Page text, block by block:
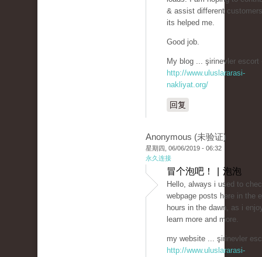
& assist different
its helped me.
Good job.
My blog ... şirinevler escort
http://www.uluslararasi-
nakliyat.org/
回复
Anonymous (未验证)
星期四, 06/06/2019 - 06:32
永久连接
冒个泡吧！ | 泡泡
Hello, always i used to
webpage posts here in the
hours in the dawn, as i
learn more and more.
my website ... şirinevler
http://www.uluslararasi-